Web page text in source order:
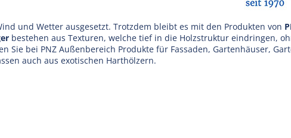
und Wetter ausgesetzt. Trotzdem bleibt es mit den Produkten von
bestehen aus Texturen, welche tief in die Holzstruktur eindringen,
bei PNZ Außenbereich Produkte für Fassaden, Gartenhäuser,
auch aus exotischen Harthölzern.